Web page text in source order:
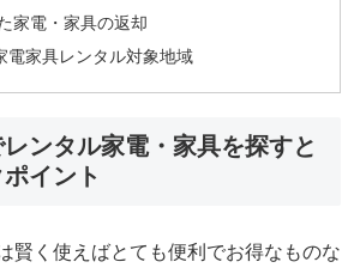
家電・家具の返却
電家具レンタル対象地域
ンタル家電・家具を探すと
イント
賢く使えばとても便利でお得なものな